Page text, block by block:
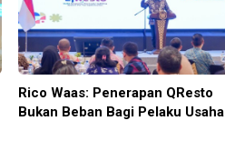
Rico Waas: Penerapan QResto
Bukan Beban Bagi Pelaku Usaha